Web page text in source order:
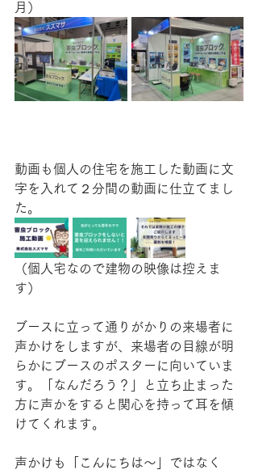
月）
動画も個人の住宅を施工した動画に文
字を入れて２分間の動画に仕立てまし
た。
（個人宅なので建物の映像は控えま
す）
ブースに立って通りがかりの来場者に
声かけをしますが、来場者の目線が明
らかにブースのポスターに向いていま
す。「なんだろう？」と立ち止まった
方に声かをすると関心を持って耳を傾
けてくれます。
声かけも「こんにちは～」ではなく